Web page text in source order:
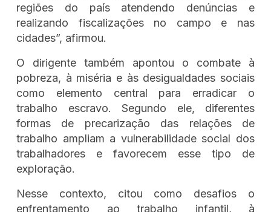
regiões do país atendendo denúncias e
realizando fiscalizações no campo e nas
cidades”, afirmou.
O dirigente também apontou o combate à
pobreza, à miséria e às desigualdades sociais
como elemento central para erradicar o
trabalho escravo. Segundo ele, diferentes
formas de precarização das relações de
trabalho ampliam a vulnerabilidade social dos
trabalhadores e favorecem esse tipo de
exploração.
Nesse contexto, citou como desafios o
enfrentamento ao trabalho infantil, à